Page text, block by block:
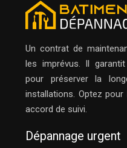
Un contrat de
les imprévus. Il
pour préserver la
installations. Optez pour
accord de suivi.
Dépannage urgent